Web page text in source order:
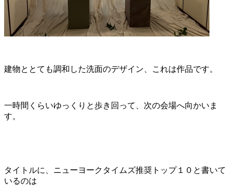
建物ととても調和した洗面のデザイン、これは作品です。
一時間くらいゆっくりと歩き回って、次の会場へ向かいま
す。
タイトルに、ニューヨークタイムズ推奨トップ１０と書いて
いるのは